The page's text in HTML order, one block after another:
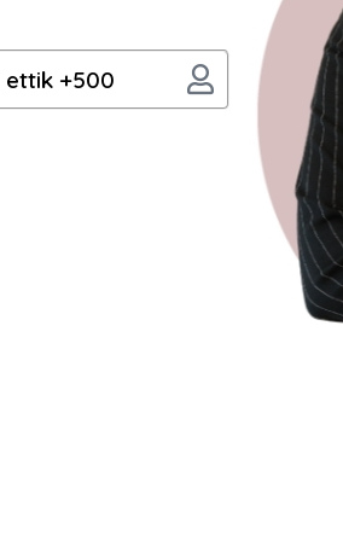
500+ öğrencinin kariyerine etki ettik.